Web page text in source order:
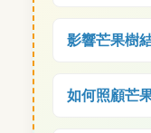
影響芒果樹
如何照顧芒